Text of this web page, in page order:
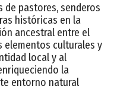
de pastores, senderos
históricas en la
ancestral entre el
elementos culturales y
local y al
la
entorno natural